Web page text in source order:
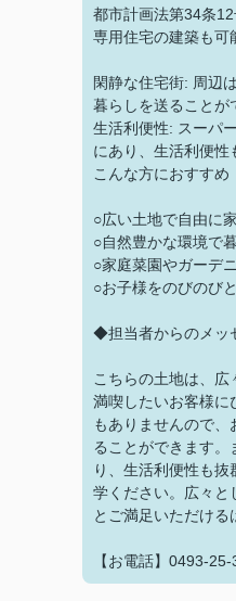
都市計画法第34条
専用住宅の建築も可
閑静な住宅街: 周辺
暮らしを送ることが
生活利便性: スーパ
にあり、生活利便性
こんな方におすすめ
○広い土地で自由に
○自然豊かな環境で
○家庭菜園やガーデ
○お子様をのびのび
◆担当者からのメ
こちらの土地は、広
満喫したいお客様に
もありませんので、
ることができます
り、生活利便性も
学ください。広々と
とご満足いただける
【お電話】0493-